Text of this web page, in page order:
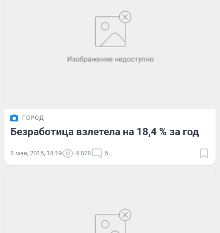
ГОРОД
Безработица взлетела на 18,4 % за год
8 мая, 2015, 18:19 4 078 5